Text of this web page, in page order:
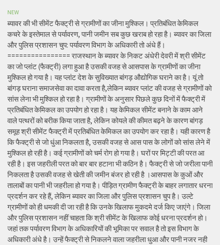
NEW
ब्यावर की भी सीमेंट फैक्ट्री से ग्रामीणों का जीना मुश्किल। प्रतिबंधित केमिकल
कचरे के इस्तेमाल से पर्यावरण, पानी जमीन सब कुछ खराब हो रहा है। ब्यावर का जिला
और पुलिस प्रशासन चुप: पर्यावरण विभाग के अधिकारी तो अंधे हैं।
================ राजस्थान के ब्यावर के निकट अंधेरी देवरी में श्री सीमेंट
का जो प्लांट (फैक्ट्री) लगा हुआ है उसकी वजह से आसपास के ग्रामीणों का जीना
मुश्किल हो गया है। यह प्लांट देश के सुविख्यात बांगड़ औद्योगिक घराने का है। यूं तो
बांगड़ घराना समाजसेवा का दावा करता है,लेकिन ब्यावर प्लांट की वजह से ग्रामीणों को
सांस लेना भी मुश्किल हो रहा है। ग्रामीणों के अनुसार पिछले कुछ दिनों में फैक्ट्री में
प्रतिबंधित केमिकल का उपयोग हो रहा है। यह केमिकल सीमेंट बनाने के काम आने
वाले पत्थरों को बरीक किया जाता है, लेकिन कोयले की कीमत बढ़ने के कारण बांगड़
समूह श्री सीमेंट फैक्ट्री में प्रतिबंधित केमिकल का उपयोग कर रहा है। यही कारण है
कि फैक्ट्री से जो धुंआ निकलता है, उसकी वजह से आस पास के लोगों को सांस लेने में
मुश्किल हो रही है। कई ग्रामीणों को चर्म रोग हो गया है। घरों पर मिट्टी की परत आ
रही है। इस जहरीली परत को बार बार हटाना भी कठिन है। फैक्ट्री से जो जरीला पानी
निकलता है उसकी वजह से खेती की जमीन बंजर हो रही है ।आसपास के कुओं और
तालाबों का पानी भी जहरीला हो गया है। पीड़ित ग्रामीण फैक्ट्री के बाहर लगातार धरना
प्रदर्शन कर रहे हैं, लेकिन ब्यावर का जिला और पुलिस प्रशासन चुप है। उल्टे
ग्रामीणों को ही धमकी दी जा रही है कि उनके खिलाफ मुकदमे दर्ज किए जाएंगे। जिला
और पुलिस प्रशासन नहीं चाहता कि श्री सीमेंट के खिलाफ कोई धरना प्रदर्शन हो।
जहां तक पर्यावरण विभाग के अधिकारियों की भूमिका पर सवाल है तो इस विभाग के
अधिकारी अंधे है। उन्हें फैक्ट्री से निकलने वाला जहरीला धुआ और पानी नजर नही